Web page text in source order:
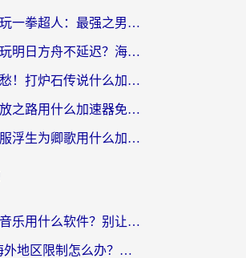
印度怎么玩一拳超人：最强之男？海外党国服游戏加速避坑指南
国外怎么玩明日方舟不延迟？海外玩家国服游戏加速终极指南（附DNF梦幻诛仙解决方案）
海外党别愁！打炉石传说什么加速器好用？3个实用技巧解决国服游戏卡顿
国外玩流放之路用什么加速器免费？海外党亲测有效的国服游戏加速指南
国外玩国服浮生为卿歌用什么加速器比较好？海外党亲测不踩坑指南
在海外听音乐用什么软件？别让地域限制断了你的华语歌单
芒果TV海外地区限制怎么办？海外党追剧看片的实用加速器选择指南